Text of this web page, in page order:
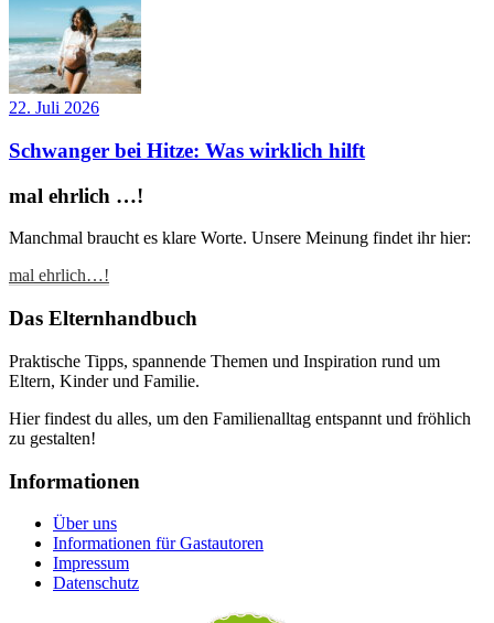
22. Juli 2026
Schwanger bei Hitze: Was wirklich hilft
mal ehrlich …!
Manchmal braucht es klare Worte. Unsere Meinung findet ihr hier:
mal ehrlich…!
Das Elternhandbuch
Praktische Tipps, spannende Themen und Inspiration rund um
Eltern, Kinder und Familie.
Hier findest du alles, um den Familienalltag entspannt und fröhlich
zu gestalten!
Informationen
Über uns
Informationen für Gastautoren
Impressum
Datenschutz